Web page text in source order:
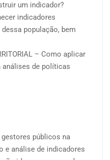
um indicador?
indicadores
população, bem
– Como aplicar
de políticas
públicos na
e análise de indicadores